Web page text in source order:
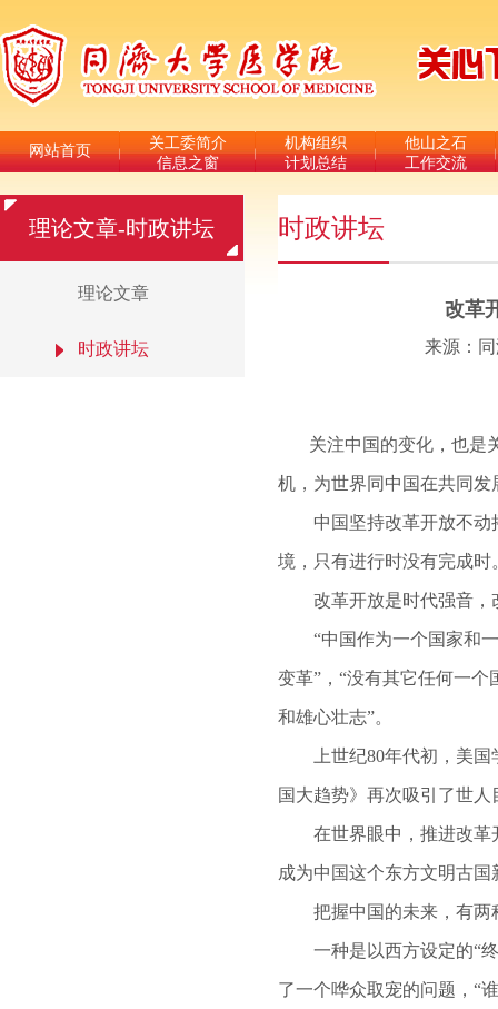
网站首页
关工委简介
信息之窗
机构组织
计划总结
他山之石
工作交流
理论文章-时政讲坛
理论文章
时政讲坛
时政讲坛
改革
来源：
关注中国的变化，也是
机，为世界同中国在共同
中国坚持改革开放不动摇
境，只有进行时没有完成
改革开放是时代强音，
“中国作为一个国家和一
变革”，“没有其它任何一
和雄心壮志”。
上世纪80年代初，美国学
国大趋势》再次吸引了世
在世界眼中，推进改革开
成为中国这个东方文明古国
把握中国的未来，有两
一种是以西方设定的“终
了一个哗众取宠的问题，“